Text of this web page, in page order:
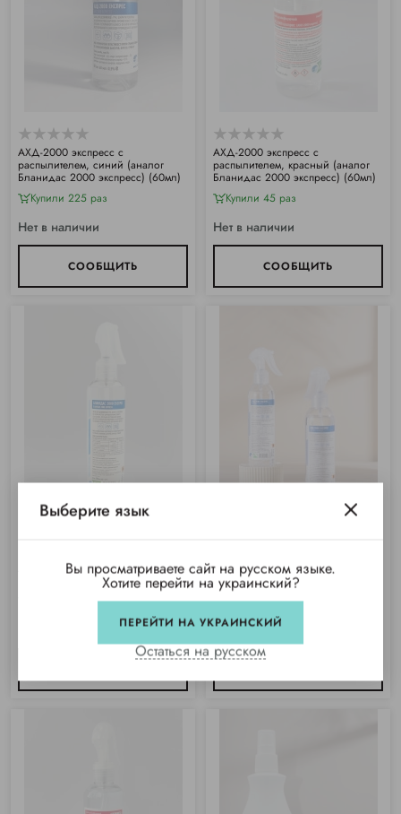
АХД-2000 экспресс с
распылителем, синий (аналог
Бланидас 2000 экспресс) (60мл)
Купили 225 раз
Нет в наличии
СООБЩИТЬ
АХД-2000 экспресс с
распылителем, красный (аналог
Бланидас 2000 экспресс) (60мл)
Купили 45 раз
Нет в наличии
СООБЩИТЬ
АХД-2000 экспресс) (250мл)
Купили 287 раз
синий (аналог Бланидас 2000
экспресс) (250мл)
Купили 610 раз
Нет в наличии
Выберите язык
Вы просматриваете сайт на русском языке.
Хотите перейти на украинский?
ПЕРЕЙТИ НА УКРАИНСКИЙ
Остаться на русском